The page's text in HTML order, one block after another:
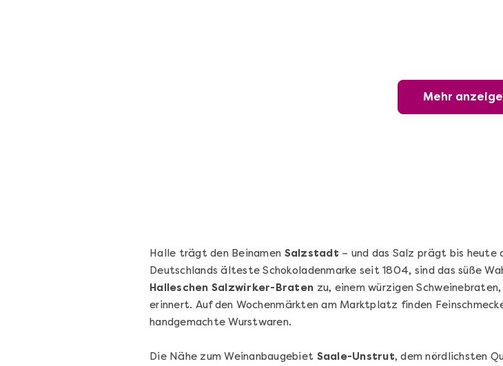
Online Sushi Kochkurs: Alles
perfekte Maki-Rolle!
Mehr
Halle trägt den Beinamen Salzstadt – und das Salz prägt bis heute
Deutschlands älteste Schokoladenmarke seit 1804, sind das süße
Halleschen Salzwirker-Braten zu, einem würzigen
erinnert. Auf den Wochenmärkten am Marktplatz finden
handgemachte Wurstwaren.
Die Nähe zum Weinanbaugebiet Saale-Unstrut, dem nördlichsten